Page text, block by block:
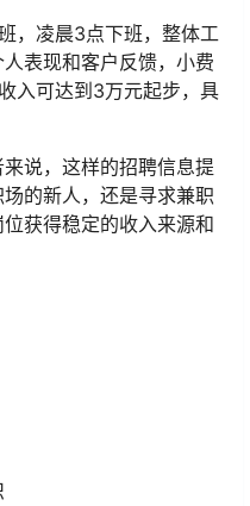
，凌晨3点下班，整体工
表现和客户反馈，小费
入可达到3万元起步，具
说，这样的招聘信息提
的新人，还是寻求兼职
获得稳定的收入来源和